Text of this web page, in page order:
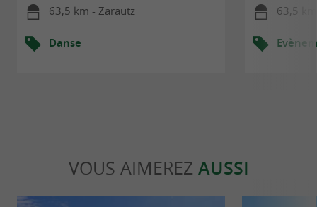
63,5 km - Zarautz
Danse
63,5
VOUS AIMEREZ AUSSI